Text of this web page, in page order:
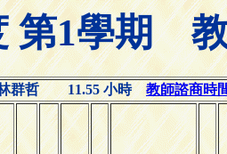
第1學期
哲 11.55 小時教師諮商時